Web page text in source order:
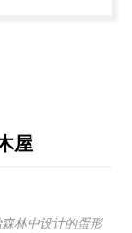
屋
林中设计的蛋形